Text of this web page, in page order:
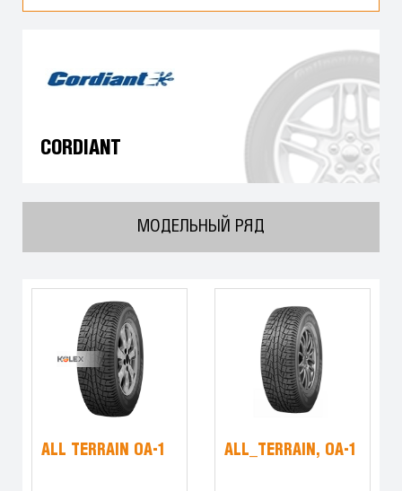
CORDIANT
МОДЕЛЬНЫЙ РЯД
ALL TERRAIN OA-1 ALL_TERRAIN, OA-1